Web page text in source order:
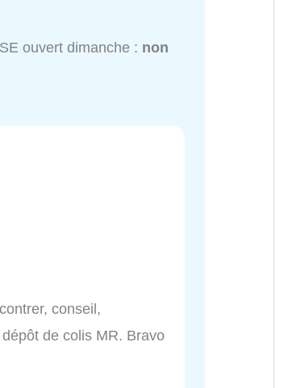
ouvert dimanche : non
conseil,
de colis MR. Bravo